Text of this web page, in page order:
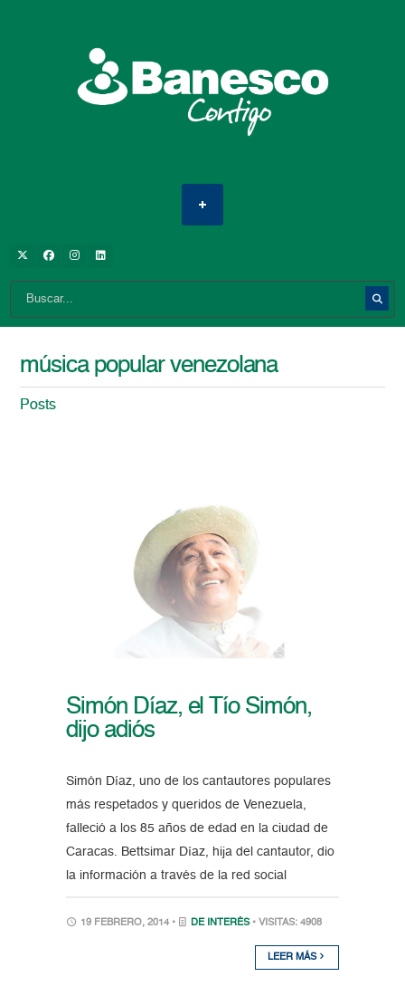
música popular venezolana
Posts
Simón Díaz, el Tío Simón,
dijo adiós
Simón Díaz, uno de los cantautores populares
más respetados y queridos de Venezuela,
falleció a los 85 años de edad en la ciudad de
Caracas. Bettsimar Díaz, hija del cantautor, dio
la información a través de la red social
19 FEBRERO, 2014 • DE INTERÉS • VISITAS: 4908
LEER MÁS